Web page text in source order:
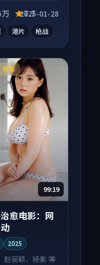
适合配弹幕观
7.7
2025-01-28
港片 枪战
热播
99:19
愈电影：网
2025
赵丽颖、杨紫 等